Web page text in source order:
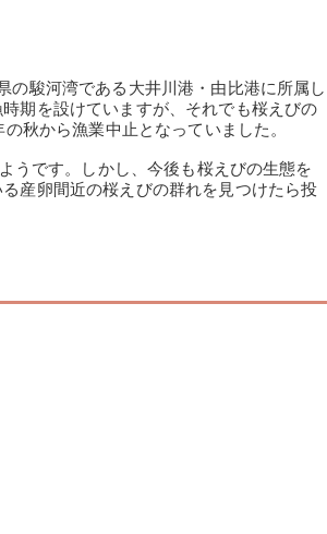
の駿河湾である大井川港・由比港に所属し
期を設けていますが、それでも桜えびの
秋から漁業中止となっていました。
うです。しかし、今後も桜えびの生態を
産卵間近の桜えびの群れを見つけたら投